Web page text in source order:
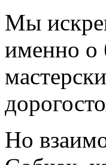
Мы
именно о
Но